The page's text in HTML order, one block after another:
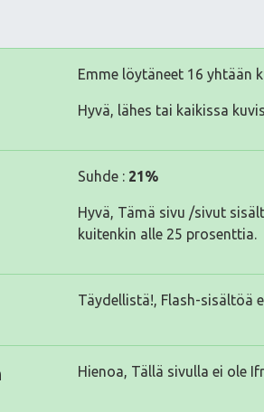
Emme löytäneet 16 yhtään
Hyvä, lähes tai kaikissa
Suhde : 21%
Hyvä, Tämä sivu /sivut
kuitenkin alle 25 prosenttia.
Täydellistä!, Flash-sisältöä
Hienoa, Tällä sivulla ei ole